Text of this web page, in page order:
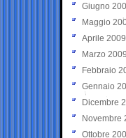
Giugno
Maggio
Aprile 2009
Marzo 2009
Febbraio
Gennaio
Dicembre
Novembre
Ottobre